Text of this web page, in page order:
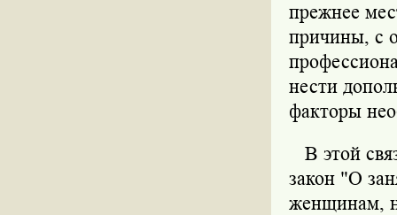
прежнее
причины, с
нести
факторы
В этой
закон "О
женщинам,